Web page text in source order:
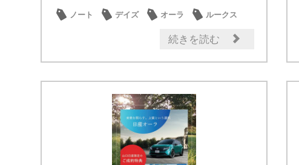
ノート デイズ オーラ
ルークス
続きを読む